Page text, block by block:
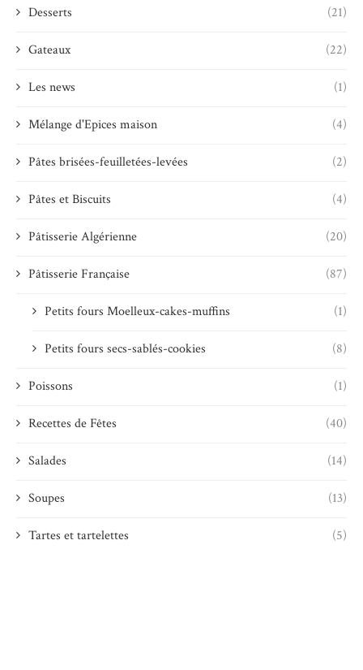
Desserts (21)
Gateaux (22)
Les news (1)
Mélange d'Epices maison (4)
Pâtes brisées-feuilletées-levées (2)
Pâtes et Biscuits (4)
Pâtisserie Algérienne (20)
Pâtisserie Française (87)
Petits fours Moelleux-cakes-muffins (1)
Petits fours secs-sablés-cookies (8)
Poissons (1)
Recettes de Fêtes (40)
Salades (14)
Soupes (13)
Tartes et tartelettes (5)